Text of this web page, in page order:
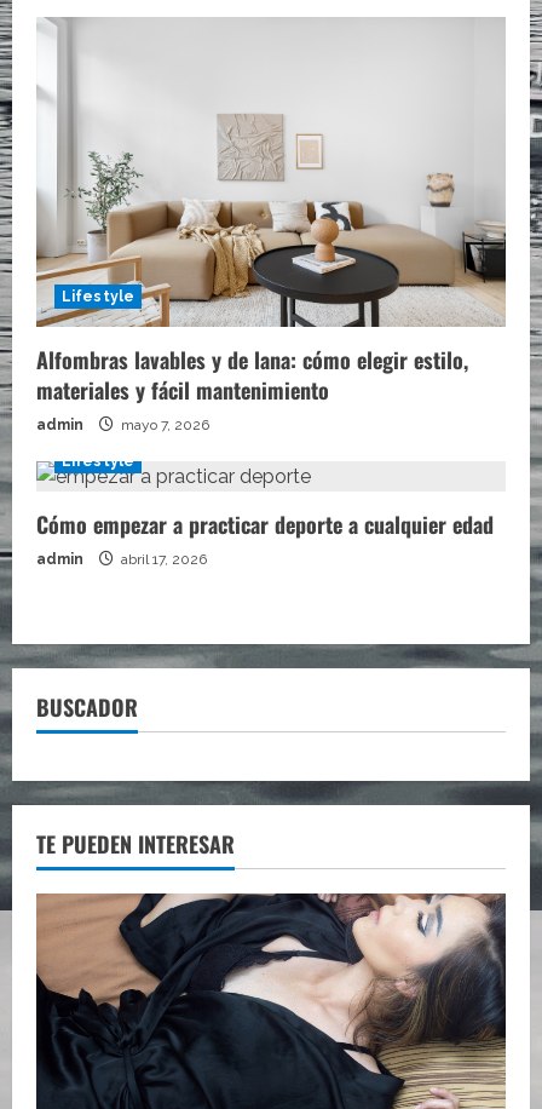
Lifestyle
Alfombras lavables y de lana: cómo elegir estilo,
materiales y fácil mantenimiento
admin mayo 7, 2026
Lifestyle
Cómo empezar a practicar deporte a cualquier edad
admin abril 17, 2026
BUSCADOR
TE PUEDEN INTERESAR